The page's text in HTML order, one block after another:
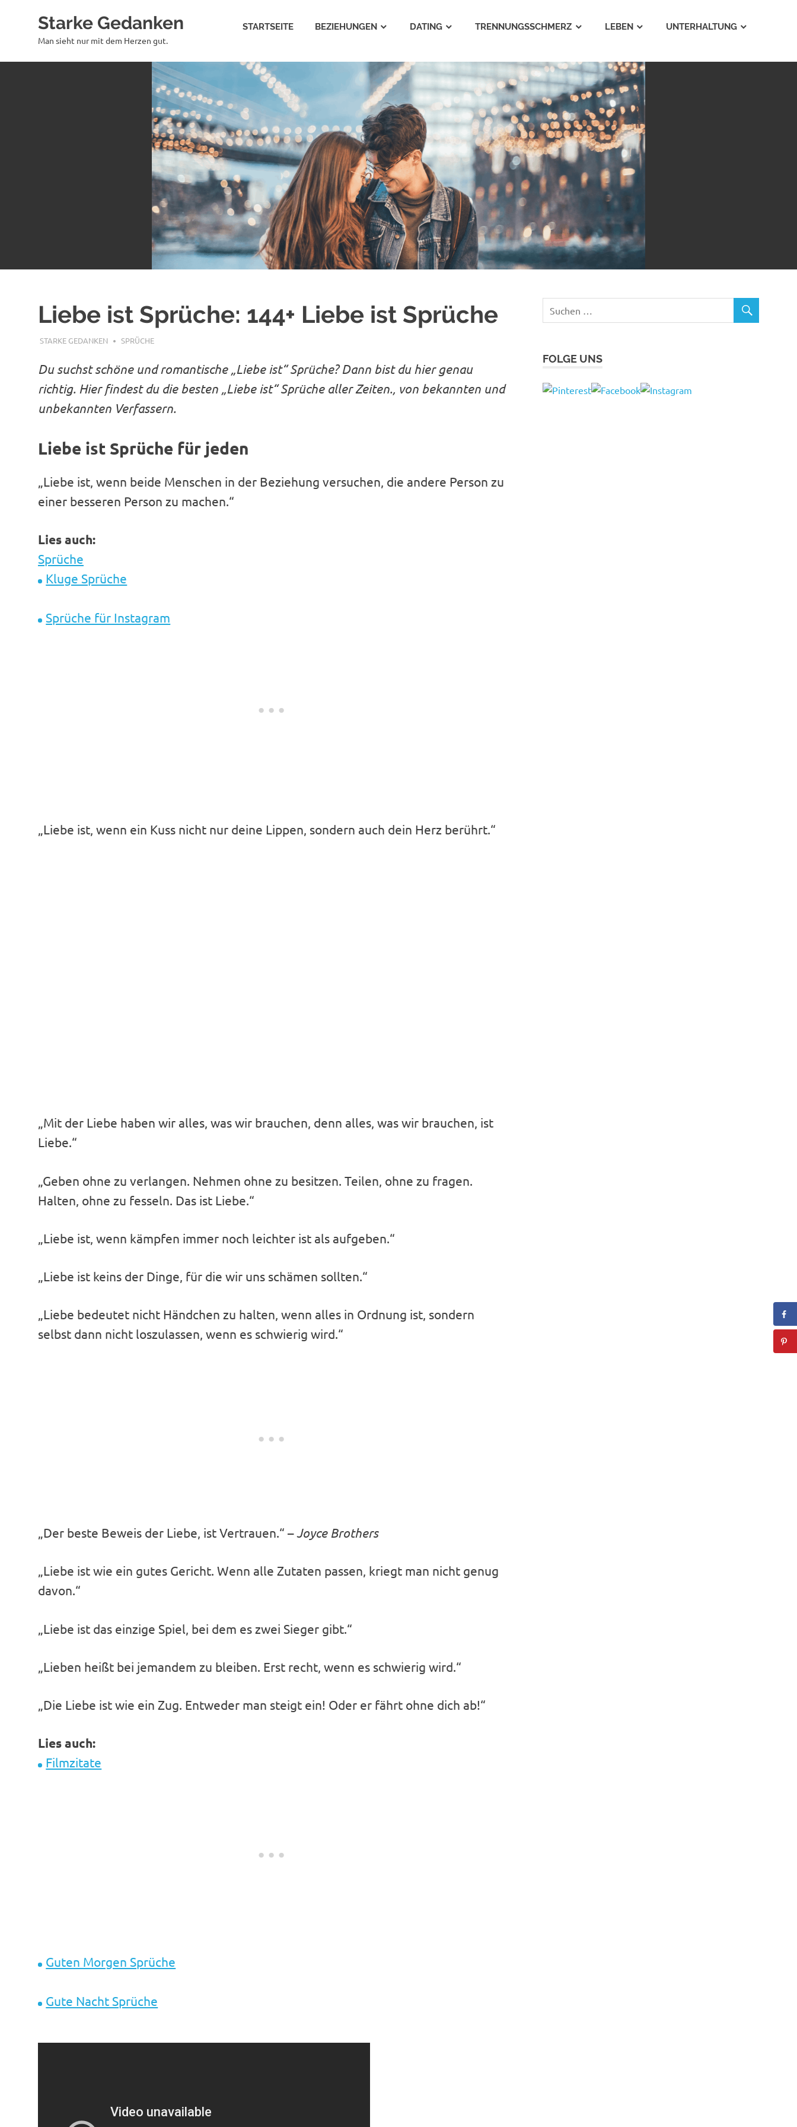
Starke Gedanken
Man sieht nur mit dem Herzen gut.
STARTSEITE BEZIEHUNGEN DATING TRENNUNGSSCHMERZ LEBEN UNTERHALTUNG
Liebe ist Sprüche: 144+ Liebe ist Sprüche
JUNI 10, 2019
STARKE GEDANKEN SPRÜCHE
Du suchst schöne und romantische „Liebe ist“ Sprüche? Dann bist du hier genau
richtig. Hier findest du die besten „Liebe ist“ Sprüche aller Zeiten., von bekannten und
unbekannten Verfassern.
Liebe ist Sprüche für jeden
„Liebe ist, wenn beide Menschen in der Beziehung versuchen, die andere Person zu
einer besseren Person zu machen.“
Lies auch:
Sprüche
Kluge Sprüche
Sprüche für Instagram
„Liebe ist, wenn ein Kuss nicht nur deine Lippen, sondern auch dein Herz berührt.“
„Mit der Liebe haben wir alles, was wir brauchen, denn alles, was wir brauchen, ist
Liebe.“
„Geben ohne zu verlangen. Nehmen ohne zu besitzen. Teilen, ohne zu fragen.
Halten, ohne zu fesseln. Das ist Liebe.“
„Liebe ist, wenn kämpfen immer noch leichter ist als aufgeben.“
„Liebe ist keins der Dinge, für die wir uns schämen sollten.“
„Liebe bedeutet nicht Händchen zu halten, wenn alles in Ordnung ist, sondern
selbst dann nicht loszulassen, wenn es schwierig wird.“
„Der beste Beweis der Liebe, ist Vertrauen.“ –Joyce Brothers
„Liebe ist wie ein gutes Gericht. Wenn alle Zutaten passen, kriegt man nicht genug
davon.“
„Liebe ist das einzige Spiel, bei dem es zwei Sieger gibt.“
„Lieben heißt bei jemandem zu bleiben. Erst recht, wenn es schwierig wird.“
„Die Liebe ist wie ein Zug. Entweder man steigt ein! Oder er fährt ohne dich ab!“
Lies auch:
Filmzitate
Guten Morgen Sprüche
Gute Nacht Sprüche
FOLGE UNS